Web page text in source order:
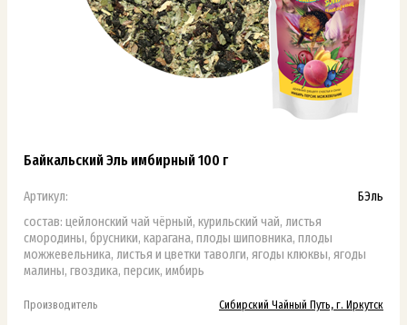
Байкальский Эль имбирный 100 г
Артикул:
БЭль
состав: цейлонский чай чёрный, курильский чай, листья
смородины, брусники, карагана, плоды шиповника, плоды
можжевельника, листья и цветки таволги, ягоды клюквы, ягоды
малины, гвоздика, персик, имбирь
Производитель Сибирский Чайный Путь, г. Иркутск